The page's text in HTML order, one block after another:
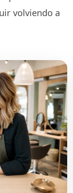
volviendo a